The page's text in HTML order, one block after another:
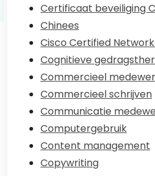
Certificaat beveiliging C
Chinees
Cisco Certified
Cognitieve
Commercieel
Commercieel schrijven
Communicatie
Computergebruik
Content management
Copywriting